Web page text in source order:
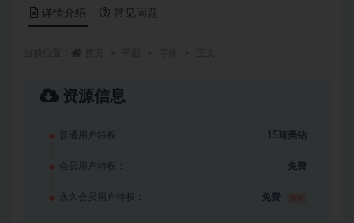
详情介绍 常见问题
资源信息
普通用户特权： 15琦美钻
会员用户特权： 免费
永久会员用户特权： 免费